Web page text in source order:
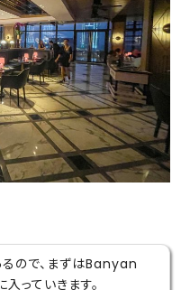
ので、まずはBanyan
っていきます。